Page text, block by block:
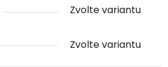
Zvolte variantu
Zvolte variantu